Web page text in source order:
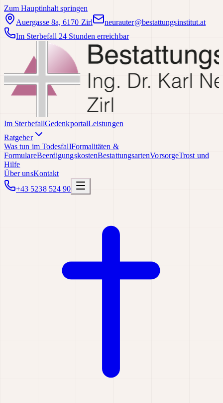
Zum Hauptinhalt springen
Auergasse 8a, 6170 Zirl
neurauter@bestattungsinstitut.at
Im Sterbefall 24 Stunden erreichbar
Im SterbefallGedenkportalLeistungen
Ratgeber
Was tun im TodesfallFormalitäten &
FormulareBeerdigungskostenBestattungsartenVorsorgeTrost und
Hilfe
Über unsKontakt
+43 5238 524 90